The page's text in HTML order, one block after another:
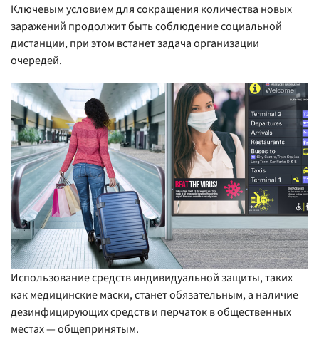
Ключевым условием для сокращения количества новых
заражений продолжит быть соблюдение социальной
дистанции, при этом встанет задача организации
очередей.
Использование средств индивидуальной защиты, таких
как медицинские маски, станет обязательным, а наличие
дезинфицирующих средств и перчаток в общественных
местах — общепринятым.